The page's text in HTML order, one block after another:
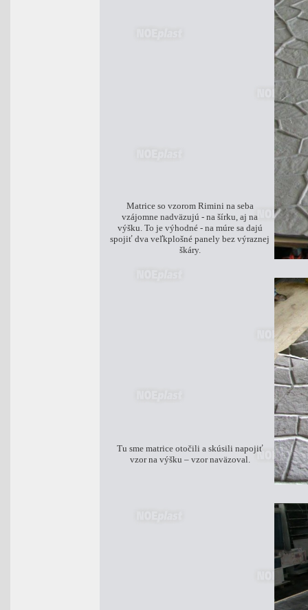
Matrice so vzorom Rimini na seba
vzájomne nadväzujú - na šírku, aj na
výšku. To je výhodné - na múre sa dajú
spojiť dva veľkplošné panely bez výraznej
škáry.
Tu sme matrice otočili a skúsili napojiť
vzor na výšku – vzor naväzoval.